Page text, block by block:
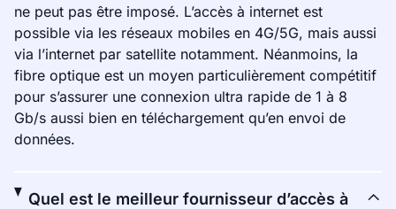
ne peut pas être imposé. L’accès à internet est
possible via les réseaux mobiles en 4G/5G, mais aussi
via l’internet par satellite notamment. Néanmoins, la
fibre optique est un moyen particulièrement compétitif
pour s’assurer une connexion ultra rapide de 1 à 8
Gb/s aussi bien en téléchargement qu’en envoi de
données.
Quel est le meilleur fournisseur d’accès à